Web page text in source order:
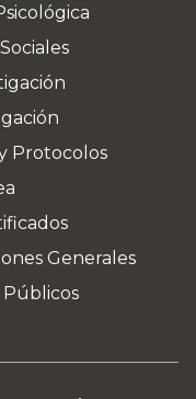
Protocolos
Generales
Públicos